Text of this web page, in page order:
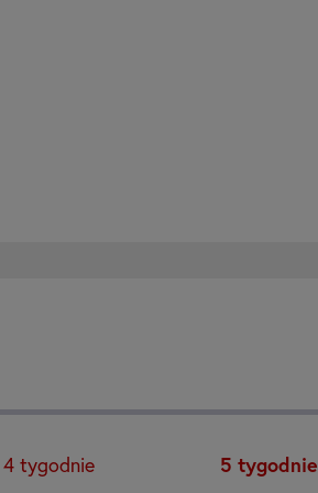
4 tygodnie 5 tygodnie